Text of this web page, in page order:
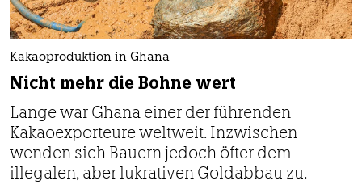
Kakaoproduktion in Ghana
Nicht mehr die Bohne wert
Lange war Ghana einer der führenden
Kakaoexporteure weltweit. Inzwischen
wenden sich Bauern jedoch öfter dem
illegalen, aber lukrativen Goldabbau zu.